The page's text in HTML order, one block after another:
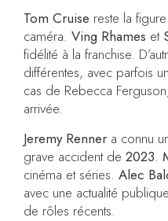
Tom Cruise reste la
caméra. Ving Rhames et
fidélité à la franchise.
différentes, avec parfois
cas de Rebecca
arrivée.
Jeremy Renner a connu
grave accident de 2023.
cinéma et séries. Alec
avec une actualité
de rôles récents.